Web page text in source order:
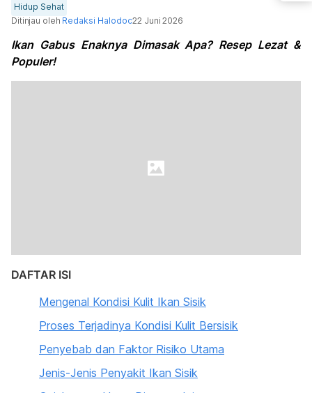
Hidup Sehat
Ditinjau oleh Redaksi Halodoc22 Juni 2026
Ikan Gabus Enaknya Dimasak Apa? Resep Lezat &
Populer!
DAFTAR ISI
Mengenal Kondisi Kulit Ikan Sisik
Proses Terjadinya Kondisi Kulit Bersisik
Penyebab dan Faktor Risiko Utama
Jenis-Jenis Penyakit Ikan Sisik